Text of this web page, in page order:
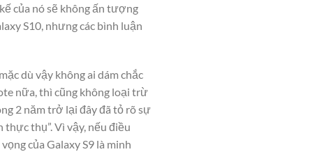
của nó sẽ không ấn tượng
S10, nhưng các bình luận
dù vậy không ai dám chắc
nữa, thì cũng không loại trừ
2 năm trở lại đây đã tỏ rõ sự
thụ”. Vì vậy, nếu điều
của Galaxy S9 là minh